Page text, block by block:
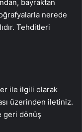
bayraktan
nerede
Tehditleri
ile ilgili olarak
üzerinden iletiniz.
geri dönüş